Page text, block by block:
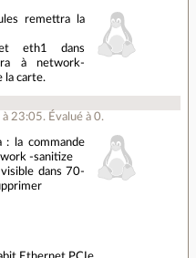
remettra la
eth1 dans
à network-
la carte.
à 23:05. Évalué à0.
: la commande
-sanitize
dans 70-